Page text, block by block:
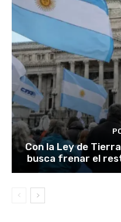
Con la Ley de
busca frenar el